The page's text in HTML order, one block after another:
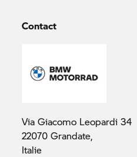
Contact
Via Giacomo Leopardi 34
22070 Grandate,
Italie